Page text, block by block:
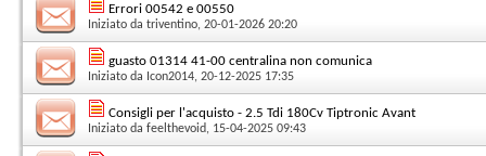
Errori 00542 e 00550
Iniziato da triventino, 20-01-2026 20:20
guasto 01314 41-00 centralina non comunica
Iniziato da Icon2014, 20-12-2025 17:35
Consigli per l'acquisto - 2.5 Tdi 180Cv Tiptronic Avant
Iniziato da feelthevoid, 15-04-2025 09:43